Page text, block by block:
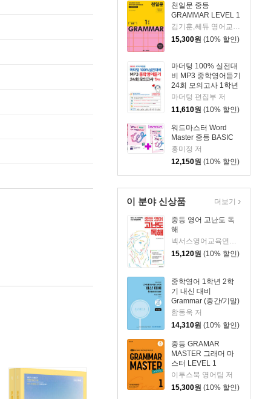
천일문 중등
GRAMMAR LEVEL 1
김기훈,쎄듀 영어교육연구센터 저
15,300원 (10% 할인)
마더텅 100% 실전대
비 MP3 중학영어듣기
24회 모의고사 1학년
(2026년)
마더텅 편집부 저
11,610원 (10% 할인)
워드마스터 Word
Master 중등 BASIC
홍미정 저
12,150원 (10% 할인)
이 분야 신상품
중등 영어 고난도 독
해
넥서스영어교육연구소 저
15,120원 (10% 할인)
중학영어 1학년 2학
기 내신 대비
Grammar (중간/기말)
YBM(박준언)
함동욱 저
14,310원 (10% 할인)
중등 GRAMAR
MASTER 그래머 마
스터 LEVEL 1
이투스북 영어팀 저
15,300원 (10% 할인)
더보기